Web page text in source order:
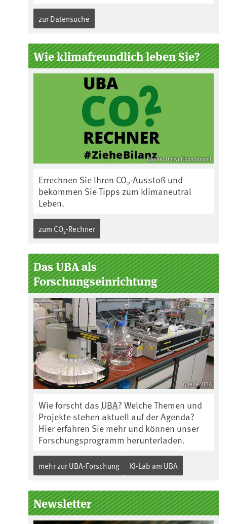
zur Datensuche
Wie klimafreundlich leben Sie?
Quelle: Umweltbundesamt
Errechnen Sie Ihren CO2-Ausstoß und
bekommen Sie Tipps zum klimaneutral
Leben.
zum CO₂-Rechner
Das UBA als
Forschungseinrichtung
Quelle: UBA
Wie forscht das UBA? Welche Themen und
Projekte stehen aktuell auf der Agenda?
Hier erfahren Sie mehr und können unser
Forschungsprogramm herunterladen.
mehr zur UBA-Forschung KI-Lab am UBA
Newsletter